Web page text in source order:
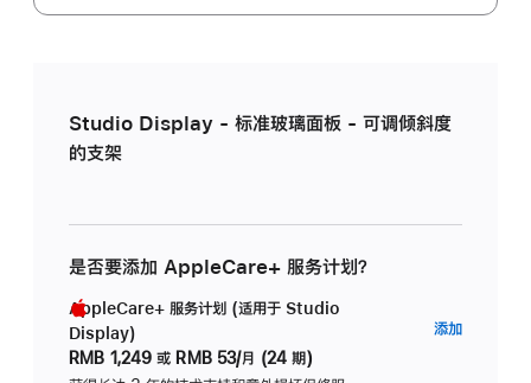
Studio Display - 标准玻璃面板 - 可调倾斜度
的支架
是否要添加 AppleCare+ 服务计划？
AppleCare+ 服务计划 (适用于 Studio
Display)
RMB 1,249 或 RMB 53/月 (24 期)
添加